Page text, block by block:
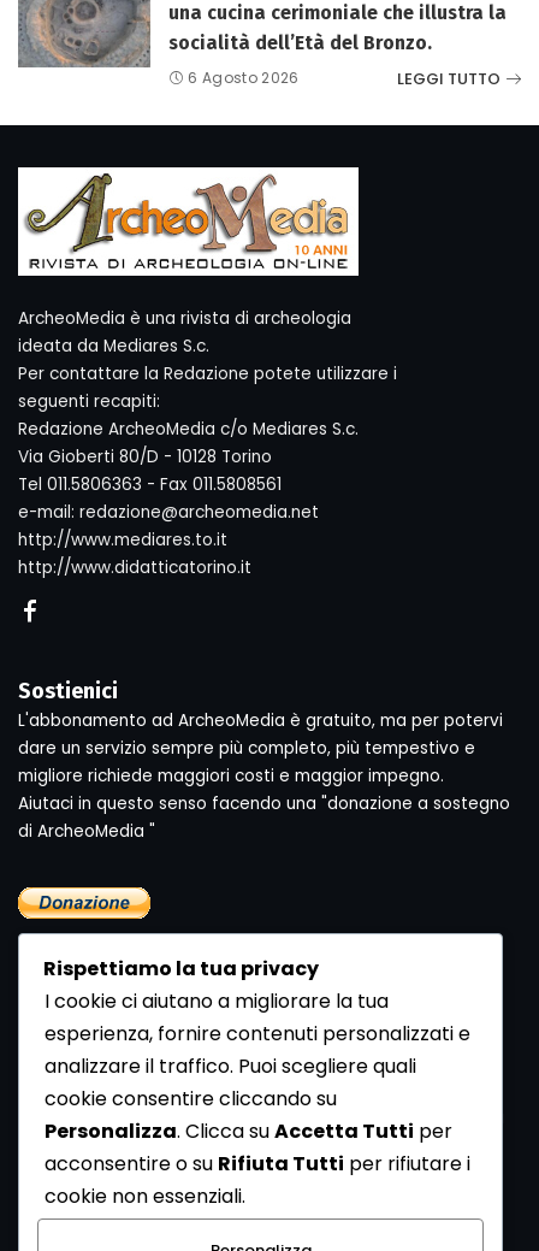
una cucina cerimoniale che illustra la
socialità dell’Età del Bronzo.
6 Agosto 2026 LEGGI TUTTO
ArcheoMedia è una rivista di archeologia
ideata da Mediares S.c.
Per contattare la Redazione potete utilizzare i
seguenti recapiti:
Redazione ArcheoMedia c/o Mediares S.c.
Via Gioberti 80/D - 10128 Torino
Tel 011.5806363 - Fax 011.5808561
e-mail: redazione@archeomedia.net
http://www.mediares.to.it
http://www.didatticatorino.it
Sostienici
L'abbonamento ad ArcheoMedia è gratuito, ma per potervi
dare un servizio sempre più completo, più tempestivo e
migliore richiede maggiori costi e maggior impegno.
Aiutaci in questo senso facendo una "donazione a sostegno
di ArcheoMedia "
Newsletter
Se vuoi ricevere la Rivista gratuita di archeologia realizzata
dalla Redazione di ArcheoMedia iscriviti alla nostra
Newsletter [Clicca Qui]
Con l'invio del messaggio l'utente dichiara di aver letto
Rispettiamo la tua privacy
I cookie ci aiutano a migliorare la tua
esperienza, fornire contenuti personalizzati e
analizzare il traffico. Puoi scegliere quali
cookie consentire cliccando su
Personalizza. Clicca suAccetta Tutti per
acconsentire o su Rifiuta Tutti per rifiutare i
cookie non essenziali.